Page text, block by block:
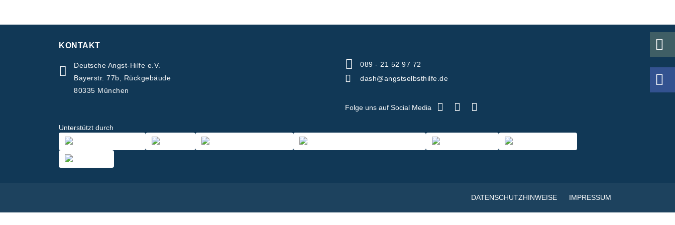
KONTAKT
Deutsche Angst-Hilfe e.V.
Bayerstr. 77b, Rückgebäude
80335 München
089 - 21 52 97 72
dash@angstselbsthilfe.de
Folge uns auf Social Media
Unterstützt durch
DATENSCHUTZHINWEISE IMPRESSUM